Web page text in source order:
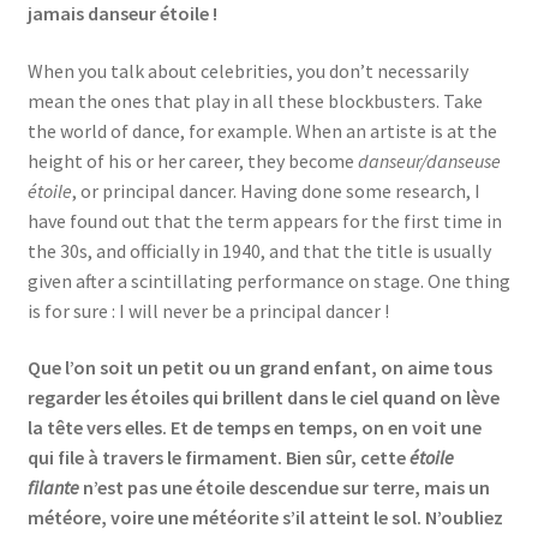
jamais danseur étoile !
When you talk about celebrities, you don’t necessarily
mean the ones that play in all these blockbusters. Take
the world of dance, for example. When an artiste is at the
height of his or her career, they become danseur/danseuse
étoile, or principal dancer. Having done some research, I
have found out that the term appears for the first time in
the 30s, and officially in 1940, and that the title is usually
given after a scintillating performance on stage. One thing
is for sure : I will never be a principal dancer !
Que l’on soit un petit ou un grand enfant, on aime tous
regarder les étoiles qui brillent dans le ciel quand on lève
la tête vers elles. Et de temps en temps, on en voit une
qui file à travers le firmament. Bien sûr, cetteétoile
filanten’est pas une étoile descendue sur terre, mais un
météore, voire une météorite s’il atteint le sol. N’oubliez